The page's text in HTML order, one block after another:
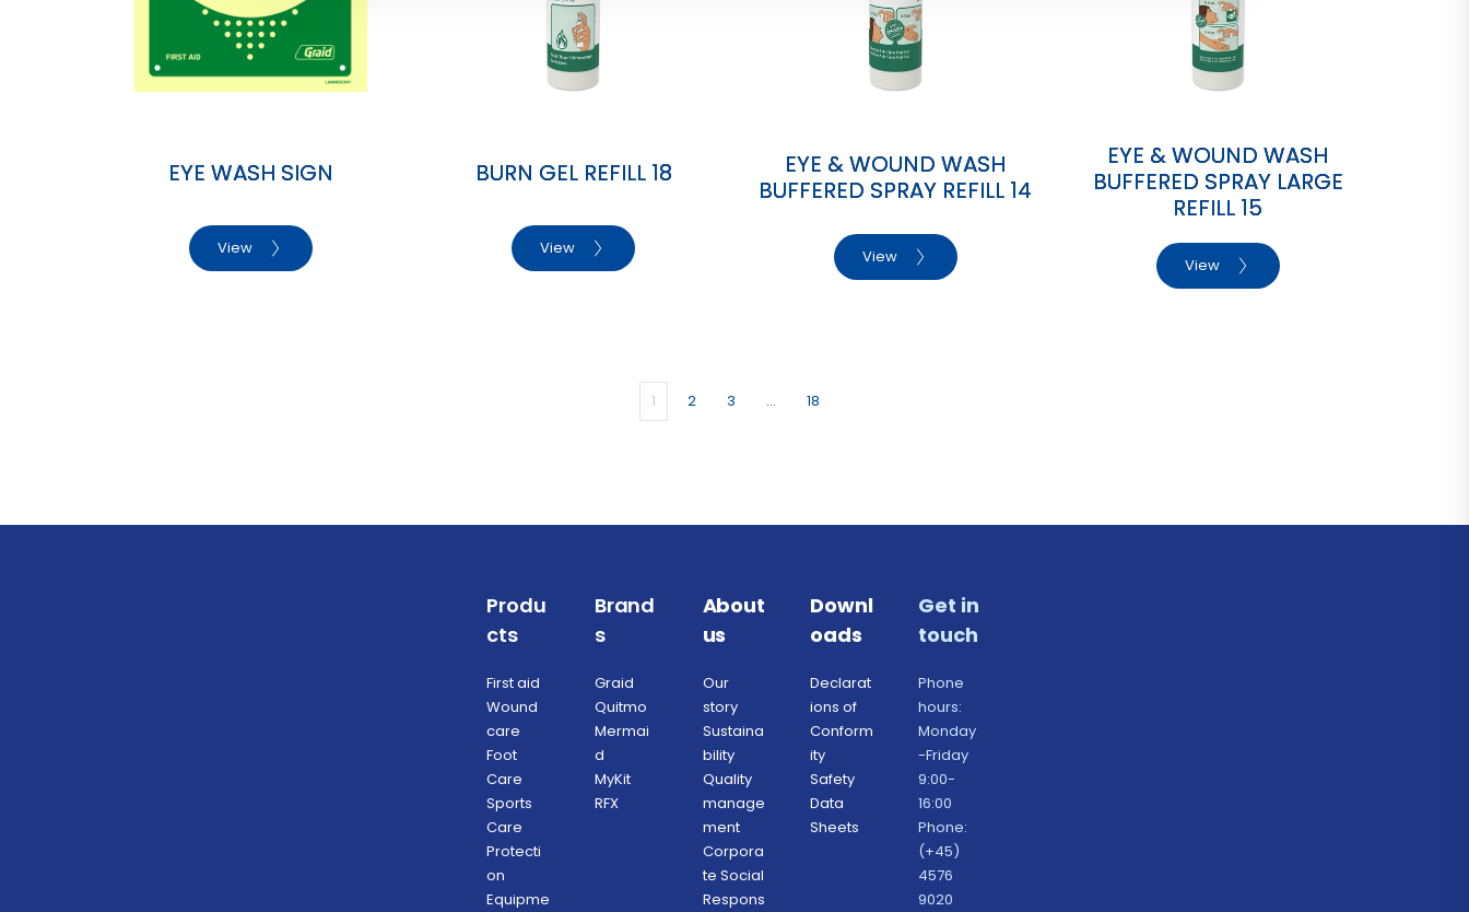
EYE WASH SIGN
View
BURN GEL REFILL 18
View
EYE & WOUND WASH
BUFFERED SPRAY REFILL 14
View
EYE & WOUND WASH
BUFFERED SPRAY LARGE
REFILL 15
View
1 2 3 … 18
Produ
cts
First aid
Wound
care
Foot
Care
Sports
Care
Protecti
on
Equipme
Brand
s
Graid
Quitmo
Mermai
d
MyKit
RFX
About
us
Our
story
Sustaina
bility
Quality
manage
ment
Corpora
te Social
Respons
Downl
oads
Declarat
ions of
Conform
ity
Safety
Data
Sheets
Get in
touch
Phone
hours:
Monday
-Friday
9:00-
16:00
Phone:
(+45)
4576
9020